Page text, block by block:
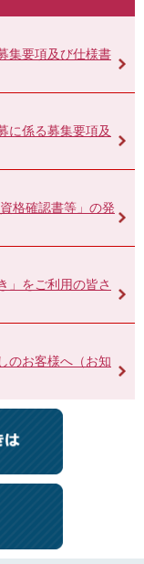
集要項及び仕様書
に係る募集要項及
格確認書等」の発
」をご利用の皆さ
のお客様へ（お知